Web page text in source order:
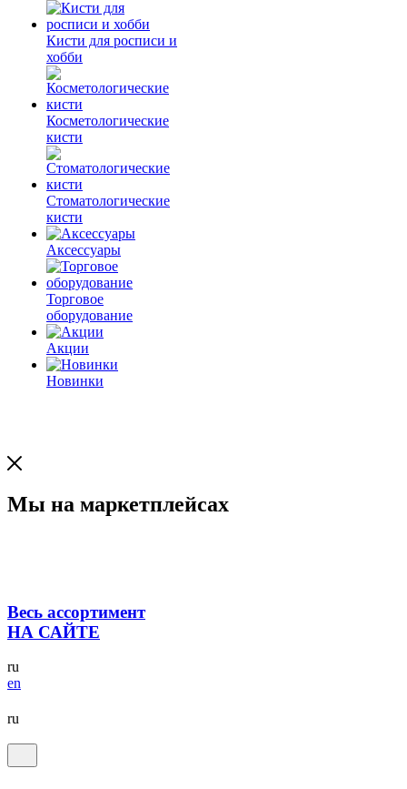
Кисти для росписи и
хобби
Косметологические
кисти
Стоматологические
кисти
Аксессуары
Торговое
оборудование
Акции
Новинки
Мы на маркетплейсах
Весь ассортимент
НА САЙТЕ
ru
en
ru